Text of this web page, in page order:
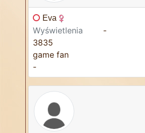
Eva
Wyświetlenia
3835
game fan
-
-